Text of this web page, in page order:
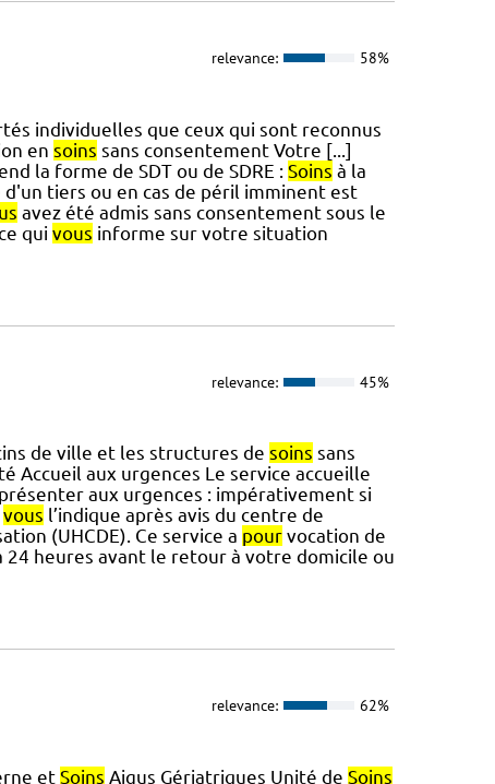
relevance: 58%
individuelles que ceux qui sont reconnus
en soins sans consentement Votre [...]
la forme de SDT ou de SDRE : Soins à la
d'un tiers ou en cas de péril imminent est
avez été admis sans consentement sous le
qui vous informe sur votre situation
relevance: 45%
de ville et les structures de soins sans
Accueil aux urgences Le service accueille
présenter aux urgences : impérativement si
vous l’indique après avis du centre de
(UHCDE). Ce service a pourvocation de
heures avant le retour à votre domicile ou
relevance: 62%
et Soins Aigus Gériatriques Unité de Soins